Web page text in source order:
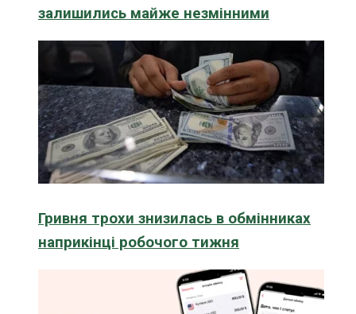
залишились майже незмінними
Гривня трохи знизилась в обмінниках
наприкінці робочого тижня